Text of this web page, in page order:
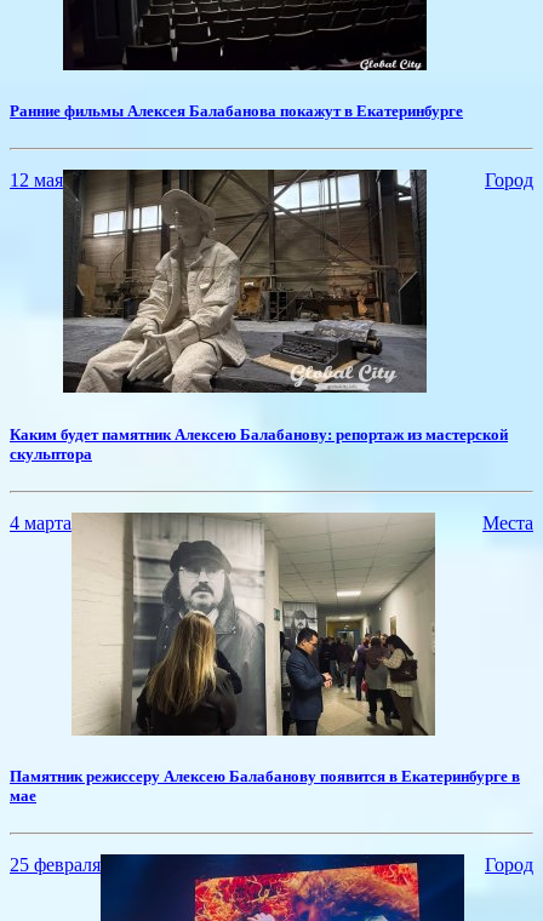
​Ранние фильмы Алексея Балабанова покажут в Екатеринбурге
12 мая Город
​Каким будет памятник Алексею Балабанову: репортаж из мастерской
скульптора
4 марта Места
​Памятник режиссеру Алексею Балабанову появится в Екатеринбурге в
мае
25 февраля Город